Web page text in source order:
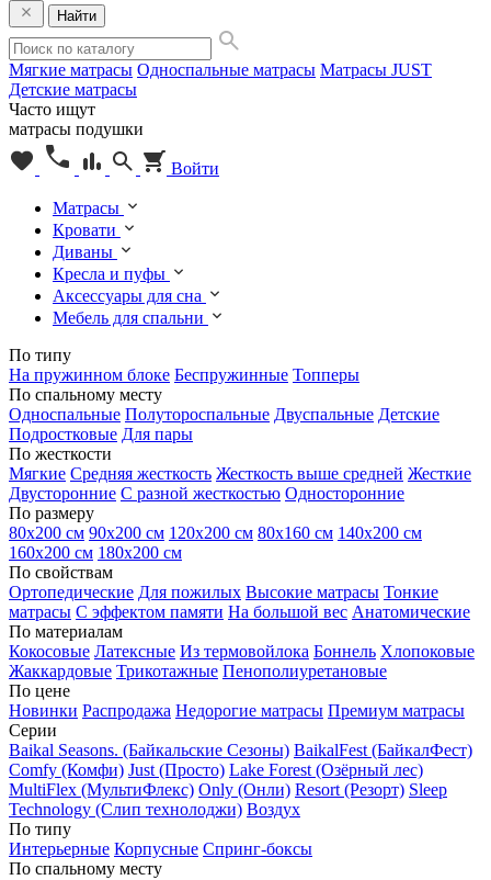
Найти
Мягкие матрасы Односпальные матрасы Матрасы JUST
Детские матрасы
Часто ищут
матрасы подушки
Войти
Матрасы
Кровати
Диваны
Кресла и пуфы
Аксессуары для сна
Мебель для спальни
По типу
На пружинном блоке Беспружинные Топперы
По спальному месту
Односпальные Полутороспальные Двуспальные Детские
Подростковые Для пары
По жесткости
Мягкие Средняя жесткость Жесткость выше средней Жесткие
Двусторонние С разной жесткостью Односторонние
По размеру
80х200 см 90х200 см 120х200 см 80х160 см 140х200 см
160х200 см 180х200 см
По свойствам
Ортопедические Для пожилых Высокие матрасы Тонкие
матрасы С эффектом памяти На большой вес Анатомические
По материалам
Кокосовые Латексные Из термовойлока Боннель Хлопоковые
Жаккардовые Трикотажные Пенополиуретановые
По цене
Новинки Распродажа Недорогие матрасы Премиум матрасы
Серии
Baikal Seasons. (Байкальские Сезоны) BaikalFest (БайкалФест)
Comfy (Комфи) Just (Просто) Lake Forest (Озёрный лес)
MultiFlex (МультиФлекс) Only (Онли) Resort (Резорт) Sleep
Technology (Слип технолоджи) Воздух
По типу
Интерьерные Корпусные Спринг-боксы
По спальному месту